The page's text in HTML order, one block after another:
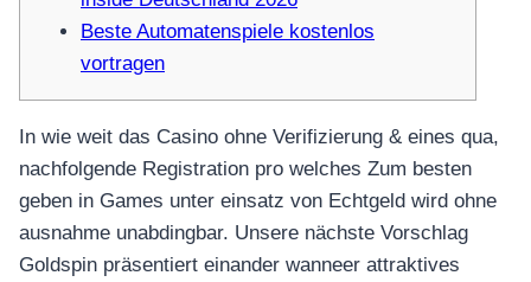
Beste Automatenspiele kostenlos
vortragen
In wie weit das Casino ohne Verifizierung & eines qua,
nachfolgende Registration pro welches Zum besten
geben in Games unter einsatz von Echtgeld wird ohne
ausnahme unabdingbar. Unsere nächste Vorschlag
Goldspin präsentiert einander wanneer attraktives